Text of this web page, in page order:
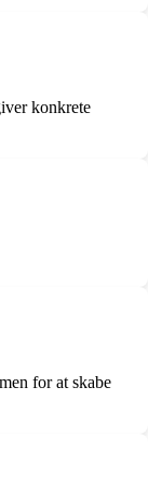
konkrete
for at skabe